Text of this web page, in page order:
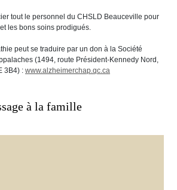
tout le personnel du CHSLD Beauceville pour
les bons soins prodigués.
peut se traduire par un don à la Société
(1494, route Président-Kennedy Nord,
3B4) : www.alzheimerchap.qc.ca
à la famille